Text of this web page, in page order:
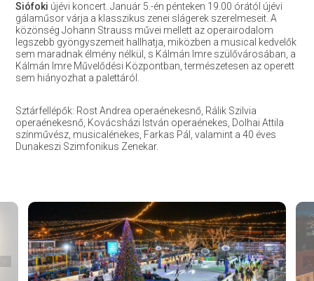
Siófoki újévi koncert. Január 5.-én pénteken 19.00 órától újévi
gálaműsor várja a klasszikus zenei slágerek szerelmeseit. A
közönség Johann Strauss művei mellett az operairodalom
legszebb gyöngyszemeit hallhatja, miközben a musical kedvelők
sem maradnak élmény nélkül, s Kálmán Imre szülővárosában, a
Kálmán Imre Művelődési Központban, természetesen az operett
sem hiányozhat a palettáról.
Sztárfellépők: Rost Andrea operaénekesnő, Rálik Szilvia
operaénekesnő, Kovácsházi István operaénekes, Dolhai Attila
színművész, musicalénekes, Farkas Pál, valamint a 40 éves
Dunakeszi Szimfonikus Zenekar.